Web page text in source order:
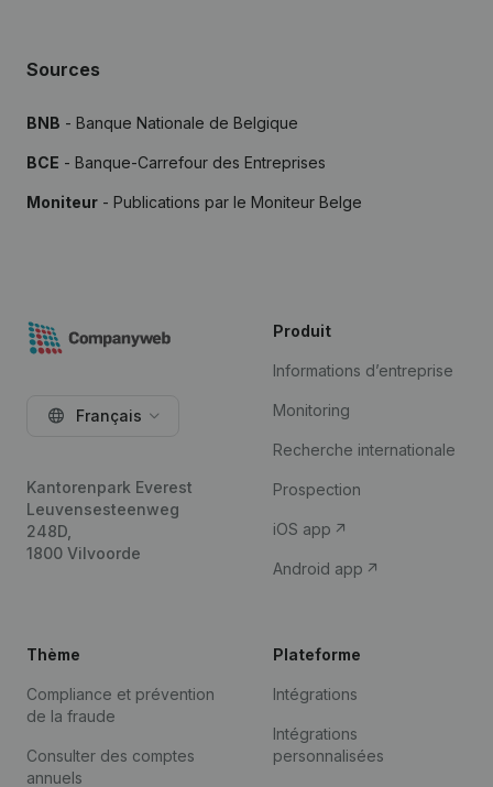
Sources
BNB - Banque Nationale de Belgique
BCE - Banque-Carrefour des Entreprises
Moniteur - Publications par le Moniteur Belge
Français
Kantorenpark Everest
Leuvensesteenweg
248D,
1800 Vilvoorde
Produit
Informations d’entreprise
Monitoring
Recherche internationale
Prospection
iOS app
Android app
Thème
Compliance et prévention
de la fraude
Consulter des comptes
annuels
Plateforme
Intégrations
Intégrations
personnalisées